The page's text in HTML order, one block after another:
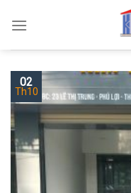
02
Th10